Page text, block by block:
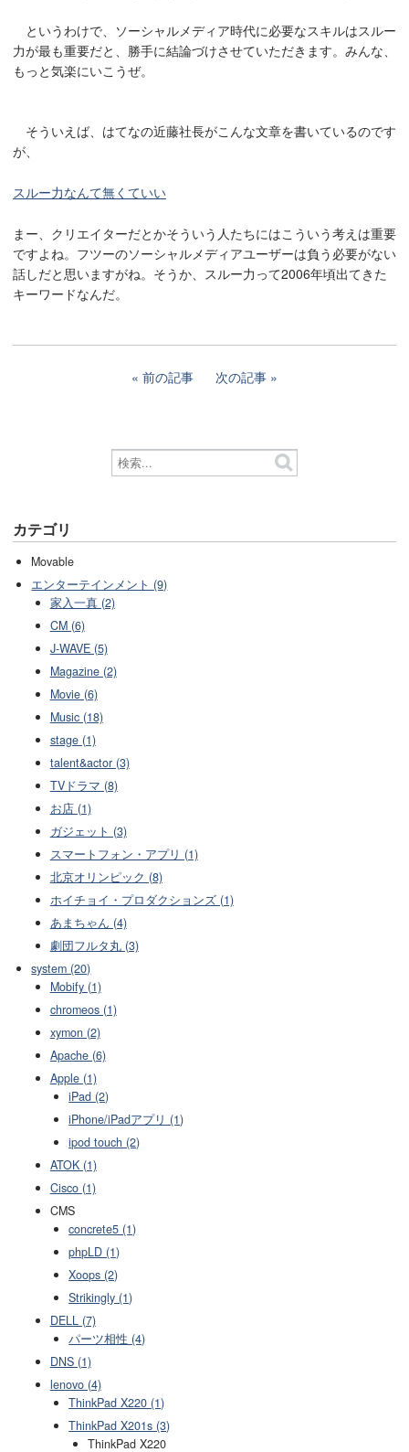
というわけで、ソーシャルメディア時代に必要なスキルはスルー
力が最も重要だと、勝手に結論づけさせていただきます。みんな、
もっと気楽にいこうぜ。
そういえば、はてなの近藤社長がこんな文章を書いているのです
が、
スルー力なんて無くていい
まー、クリエイターだとかそういう人たちにはこういう考えは重要
ですよね。フツーのソーシャルメディアユーザーは負う必要がない
話しだと思いますがね。そうか、スルー力って2006年頃出てきた
キーワードなんだ。
前の記事 次の記事
カテゴリ
Movable
エンターテインメント (9)
家入一真 (2)
CM (6)
J-WAVE (5)
Magazine (2)
Movie (6)
Music (18)
stage (1)
talent&actor (3)
TVドラマ (8)
お店 (1)
ガジェット (3)
スマートフォン・アプリ (1)
北京オリンピック (8)
ホイチョイ・プロダクションズ (1)
あまちゃん (4)
劇団フルタ丸 (3)
system (20)
Mobify (1)
chromeos (1)
xymon (2)
Apache (6)
Apple (1)
iPad (2)
iPhone/iPadアプリ (1)
ipod touch (2)
ATOK (1)
Cisco (1)
CMS
concrete5 (1)
phpLD (1)
Xoops (2)
Strikingly (1)
DELL (7)
パーツ相性 (4)
DNS (1)
lenovo (4)
ThinkPad X220 (1)
ThinkPad X201s (3)
ThinkPad X220